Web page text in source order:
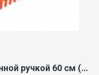
Лопата+грабли с деревянной ручкой 60 см (4453)